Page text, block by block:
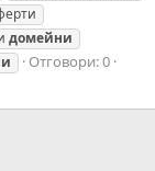
домейни
Отговори: 0